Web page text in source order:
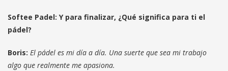
Softee Padel: Y para finalizar, ¿Qué significa para ti el
pádel?
Boris: El pádel es mi día a día. Una suerte que sea mi trabajo
algo que realmente me apasiona.